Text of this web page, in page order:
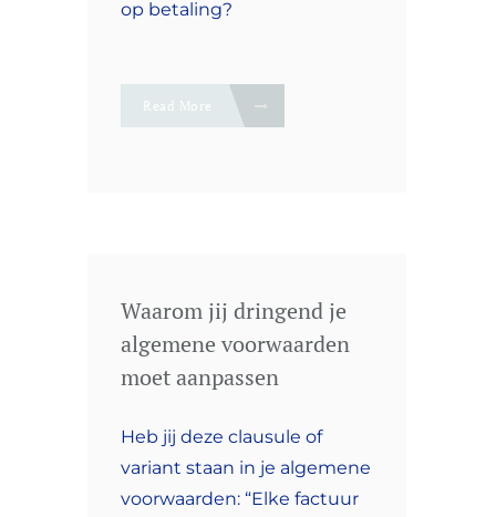
op betaling?
Read More
Waarom jij dringend je
algemene voorwaarden
moet aanpassen
Heb jij deze clausule of
variant staan in je algemene
voorwaarden: “Elke factuur